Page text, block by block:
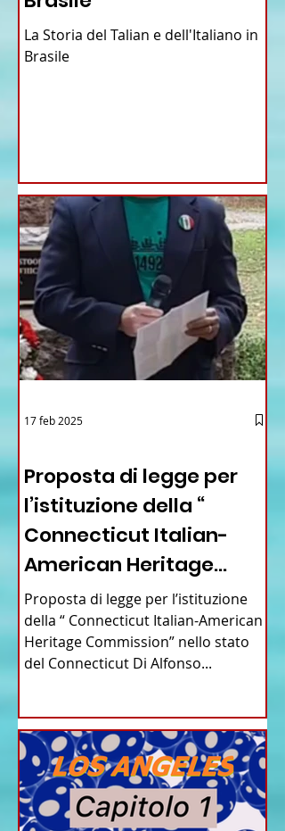
La Storia del Talian e dell'Italiano in
Brasile
Proposta di legge per
l’istituzione della “
Connecticut Italian-
American Heritage
Commission” nello stato
del Connecticut
Proposta di legge per l’istituzione
della “ Connecticut Italian-American
Heritage Commission” nello stato
del Connecticut Di Alfonso...
17 feb 2025